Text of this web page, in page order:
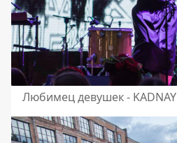
Любимец девушек - KADNAY